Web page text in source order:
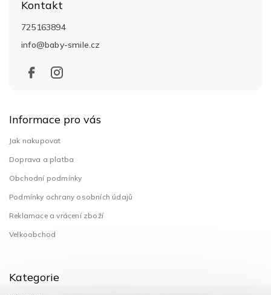
Kontakt
info@baby-smile.cz
725163894
Informace pro vás
Jak nakupovat
Doprava a platba
Obchodní podmínky
Podmínky ochrany osobních údajů
Reklamace a vrácení zboží
Velkoobchod
Kategorie